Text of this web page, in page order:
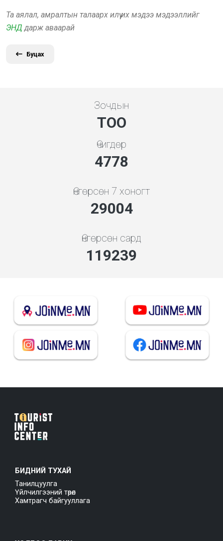
Та аялал, амралтын талаарх илүү их мэдээ мэдээллийг
ЭНД дарж аваарай
Буцах
Зочдын
ТОО
Өчигдөр
5119
Өнгөрсөн 7 хоногт
32350
Өнгөрсөн сард
132998
БИДНИЙ ТУХАЙ
Танилцуулга
Үйлчилгээний төрөл
Хамтрагч байгууллага